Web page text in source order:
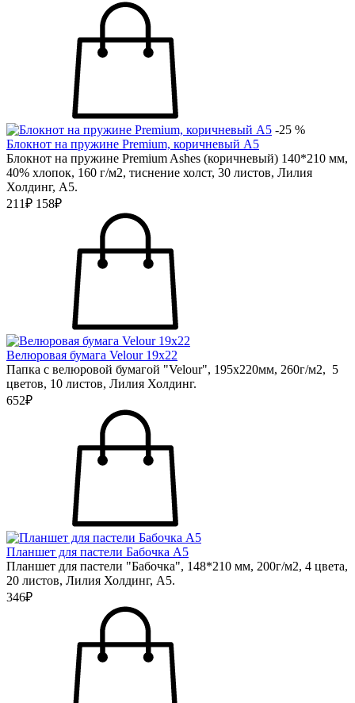
-25 %
Блокнот на пружине Premium, коричневый А5
Блокнот на пружине Premium Ashes (коричневый) 140*210 мм,
40% хлопок, 160 г/м2, тиснение холст, 30 листов, Лилия
Холдинг, А5.
211₽ 158₽
Велюровая бумага Velour 19х22
Папка с велюровой бумагой "Velour", 195х220мм, 260г/м2, 5
цветов, 10 листов, Лилия Холдинг.
652₽
Планшет для пастели Бабочка А5
Планшет для пастели "Бабочка", 148*210 мм, 200г/м2, 4 цвета,
20 листов, Лилия Холдинг, А5.
346₽